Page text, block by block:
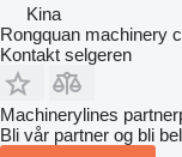
Kina
Rongquan machinery
Kontakt selgeren
Machinerylines
Bli vår partner og bli